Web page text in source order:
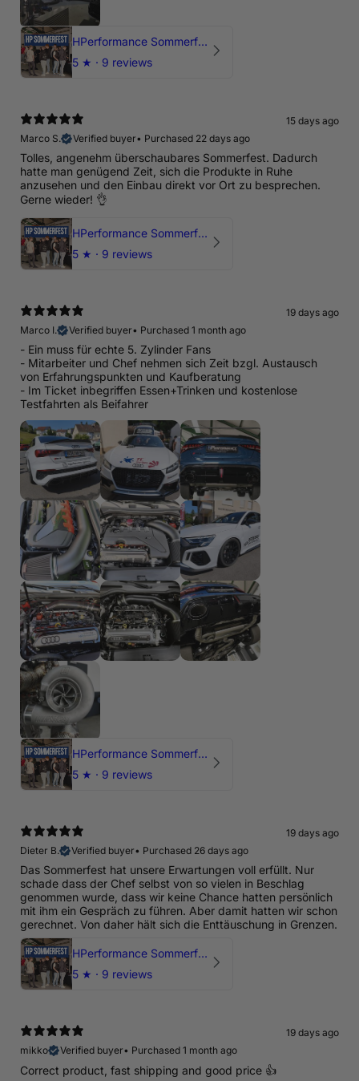
HPerformance Sommerfest 2026
5 ★ · 9 reviews
15 days ago
Marco S.
Verified buyer• Purchased 22 days ago
Tolles, angenehm überschaubares Sommerfest. Dadurch
hatte man genügend Zeit, sich die Produkte in Ruhe
anzusehen und den Einbau direkt vor Ort zu besprechen.
Gerne wieder! 👌
HPerformance Sommerfest 2026
5 ★ · 9 reviews
19 days ago
Marco I.
Verified buyer• Purchased 1 month ago
- Ein muss für echte 5. Zylinder Fans
- Mitarbeiter und Chef nehmen sich Zeit bzgl. Austausch
von Erfahrungspunkten und Kaufberatung
- Im Ticket inbegriffen Essen+Trinken und kostenlose
Testfahrten als Beifahrer
HPerformance Sommerfest 2026
5 ★ · 9 reviews
19 days ago
Dieter B.
Verified buyer• Purchased 26 days ago
Das Sommerfest hat unsere Erwartungen voll erfüllt. Nur
schade dass der Chef selbst von so vielen in Beschlag
genommen wurde, dass wir keine Chance hatten persönlich
mit ihm ein Gespräch zu führen. Aber damit hatten wir schon
gerechnet. Von daher hält sich die Enttäuschung in Grenzen.
HPerformance Sommerfest 2026
5 ★ · 9 reviews
19 days ago
mikko
Verified buyer• Purchased 1 month ago
Correct product, fast shipping and good price 👍